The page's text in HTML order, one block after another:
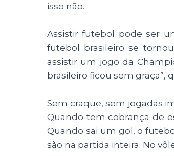
isso não.
Assistir futebol pode ser
futebol brasileiro se
assistir um jogo da
brasileiro ficou sem graça”,
Sem craque, sem jogadas
Quando tem cobrança de
Quando sai um gol, o
são na partida inteira. No